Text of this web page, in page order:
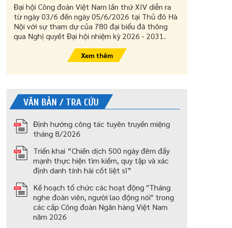
Đại hội Công đoàn Việt Nam lần thứ XIV diễn ra
từ ngày 03/6 đến ngày 05/6/2026 tại Thủ đô Hà
Nội với sự tham dự của 780 đại biểu đã thông
qua Nghị quyết Đại hội nhiệm kỳ 2026 - 2031.
Xem thêm
VĂN BẢN / TRA CỨU
Định hướng công tác tuyên truyền miệng
tháng 8/2026
Triển khai “Chiến dịch 500 ngày đêm đẩy
mạnh thực hiện tìm kiếm, quy tập và xác
định danh tính hài cốt liệt sĩ”
Kế hoạch tổ chức các hoạt động "Tháng
nghe đoàn viên, người lao động nói" trong
các cấp Công đoàn Ngân hàng Việt Nam
năm 2026